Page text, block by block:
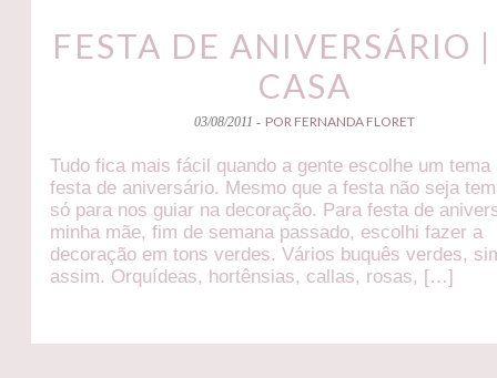
FESTA DE ANIVERSÁRIO
CASA
03/08/2011 - POR FERNANDA FLORET
Tudo fica mais fácil quando a gente escolhe um tema
festa de aniversário. Mesmo que a festa não seja
só para nos guiar na decoração. Para festa de
minha mãe, fim de semana passado, escolhi fazer a
decoração em tons verdes. Vários buquês verdes,
assim. Orquídeas, hortênsias, callas, rosas, […]